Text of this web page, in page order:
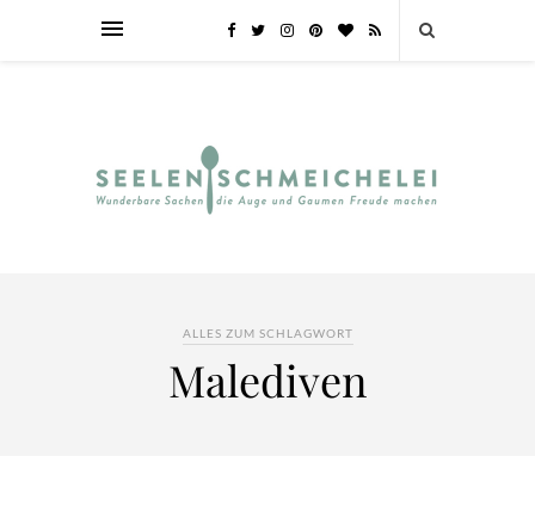
ALLES ZUM SCHLAGWORT
Malediven